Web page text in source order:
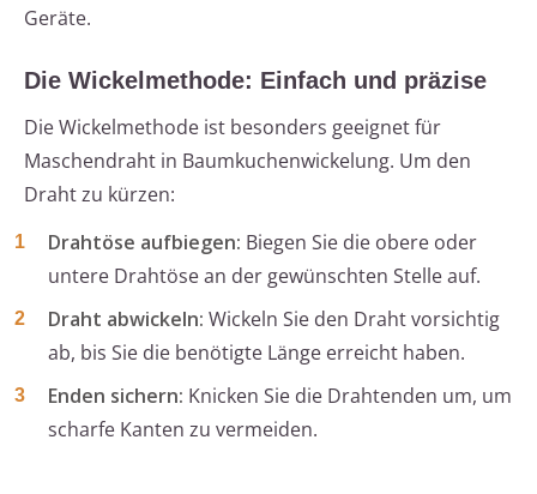
Geräte.
Die Wickelmethode: Einfach und präzise
Die Wickelmethode ist besonders geeignet für
Maschendraht in Baumkuchenwickelung. Um den
Draht zu kürzen:
Drahtöse aufbiegen: Biegen Sie die obere oder
untere Drahtöse an der gewünschten Stelle auf.
Draht abwickeln: Wickeln Sie den Draht vorsichtig
ab, bis Sie die benötigte Länge erreicht haben.
Enden sichern: Knicken Sie die Drahtenden um, um
scharfe Kanten zu vermeiden.